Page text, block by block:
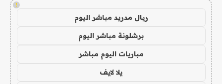
!
ريال مدريد مباشر اليوم
برشلونة مباشر اليوم
مباريات اليوم مباشر
يلا لايف